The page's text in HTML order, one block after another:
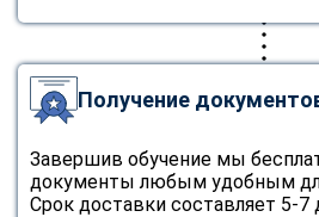
Получение
Завершив обучение мы
документы любым удобным
Срок доставки составляет 5-7